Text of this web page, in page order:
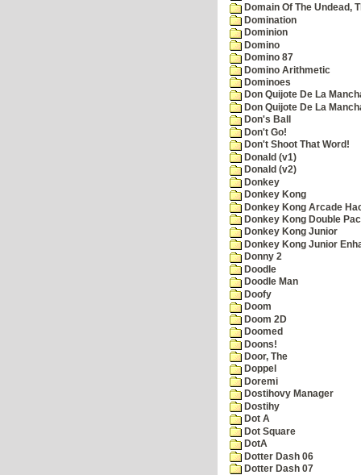
Domain Of The Undead,
Domination
Dominion
Domino
Domino 87
Domino Arithmetic
Dominoes
Don Quijote De La
Don Quijote De La
Don's Ball
Don't Go!
Don't Shoot That Word!
Donald (v1)
Donald (v2)
Donkey
Donkey Kong
Donkey Kong Arcade
Donkey Kong Double
Donkey Kong Junior
Donkey Kong Junior
Donny 2
Doodle
Doodle Man
Doofy
Doom
Doom 2D
Doomed
Doons!
Door, The
Doppel
Doremi
Dostihovy Manager
Dostihy
Dot A
Dot Square
DotA
Dotter Dash 06
Dotter Dash 07